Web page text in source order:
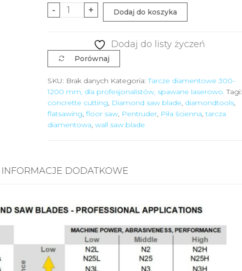
- + Dodaj do koszyka
Dodaj do listy życzeń
Porównaj
SKU: Brak danych Kategoria:Tarcze diamentowe 300-
1200 mm, dla profesjonalistów, spawane laserowo. Tagi:
concrette cutting, Diamond saw blade, diamondtools,
flatsawing, floor saw, Pentruder, Piła ścienna,tarcza
diamentowa, wall saw blade
INFORMACJE DODATKOWE